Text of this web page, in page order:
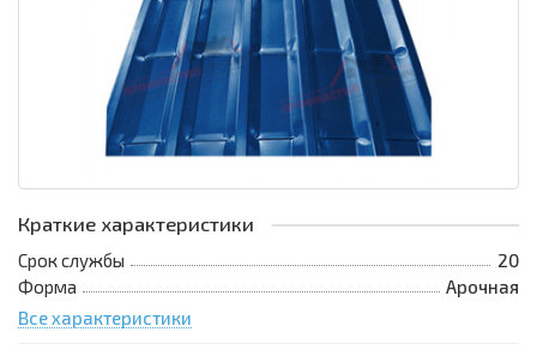
Краткие характеристики
Срок службы
20
Форма
Арочная
Все характеристики